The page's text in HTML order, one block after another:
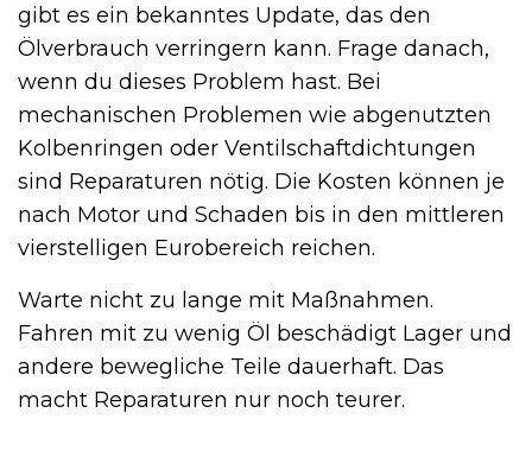
gibt es ein bekanntes Update, das den
Ölverbrauch verringern kann. Frage danach,
wenn du dieses Problem hast. Bei
mechanischen Problemen wie abgenutzten
Kolbenringen oder Ventilschaftdichtungen
sind Reparaturen nötig. Die Kosten können je
nach Motor und Schaden bis in den mittleren
vierstelligen Eurobereich reichen.
Warte nicht zu lange mit Maßnahmen.
Fahren mit zu wenig Öl beschädigt Lager und
andere bewegliche Teile dauerhaft. Das
macht Reparaturen nur noch teurer.